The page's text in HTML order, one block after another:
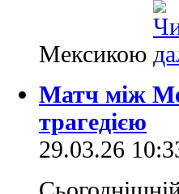
Мексикою
Матч між
трагедією
29.03.26